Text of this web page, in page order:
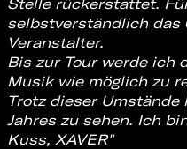
selbstverständlich das
Veranstalter.
Bis zur Tour werde ich
Musik wie möglich zu
Trotz dieser Umstände
Jahres zu sehen. Ich
Kuss, XAVER"